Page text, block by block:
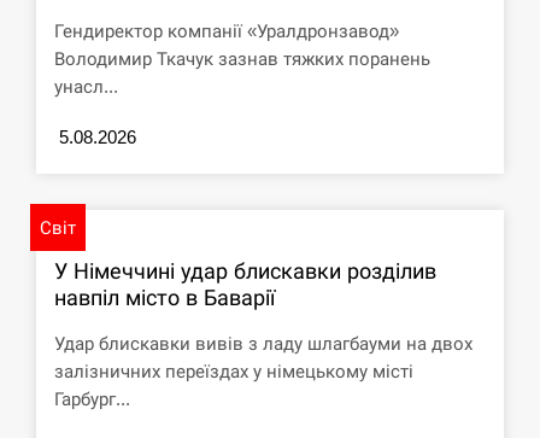
Гендиректор компанії «Уралдронзавод»
Володимир Ткачук зазнав тяжких поранень
унасл...
5.08.2026
Світ
У Німеччині удар блискавки розділив
навпіл місто в Баварії
Удар блискавки вивів з ладу шлагбауми на двох
залізничних переїздах у німецькому місті
Гарбург...